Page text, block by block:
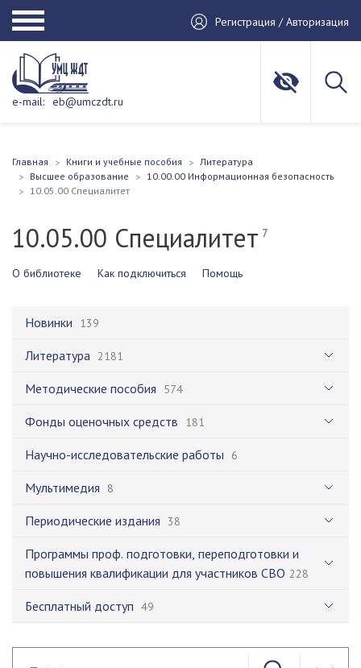
Регистрация / Авторизация
e-mail: eb@umczdt.ru
Главная Книги и учебные пособия
Литература
Высшее образование
10.00.00 Информационная безопасность
10.05.00 Специалитет
10.05.00 Специалитет7
О библиотеке Как подключиться Помощь
Новинки 139
Литература 2181
Методические пособия 574
Фонды оценочных средств 181
Научно-исследовательские работы 6
Мультимедия 8
Периодические издания 38
Программы проф. подготовки, переподготовки и
повышения квалификации для участников СВО 228
Бесплатный доступ 49